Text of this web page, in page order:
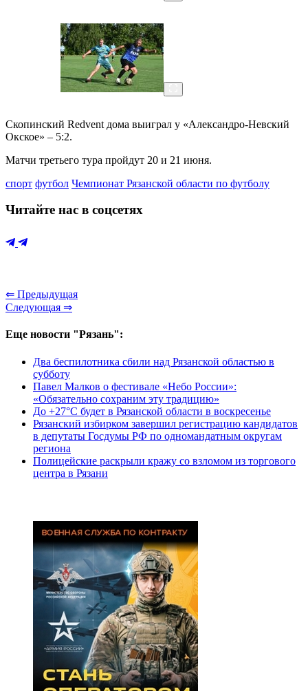
Скопинский Redvent дома выиграл у «Александро-Невский
Окское» – 5:2.
Матчи третьего тура пройдут 20 и 21 июня.
спорт футбол Чемпионат Рязанской области по футболу
Читайте нас в соцсетях
⇐ Предыдущая
Следующая ⇒
Еще новости "Рязань":
Два беспилотника сбили над Рязанской областью в
субботу
Павел Малков о фестивале «Небо России»:
«Обязательно сохраним эту традицию»
До +27°С будет в Рязанской области в воскресенье
Рязанский избирком завершил регистрацию кандидатов
в депутаты Госдумы РФ по одномандатным округам
региона
Полицейские раскрыли кражу со взломом из торгового
центра в Рязани